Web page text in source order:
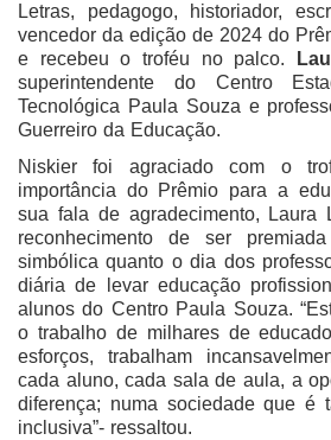
Letras, pedagogo, historiador,
vencedor da edição de 2024 do
e recebeu o troféu no palco.
superintendente do Centro
Tecnológica Paula Souza e
Guerreiro da Educação.
Niskier foi agraciado com o
importância do Prêmio para a
sua fala de agradecimento, Laura
reconhecimento de ser
simbólica quanto o dia dos
diária de levar educação
alunos do Centro Paula Souza.
o trabalho de milhares de
esforços, trabalham
cada aluno, cada sala de aula, a
diferença; numa sociedade que é
inclusiva”- ressaltou.